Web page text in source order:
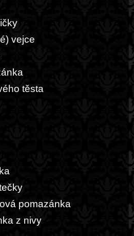
vejce
těsta
pomazánka
z nivy